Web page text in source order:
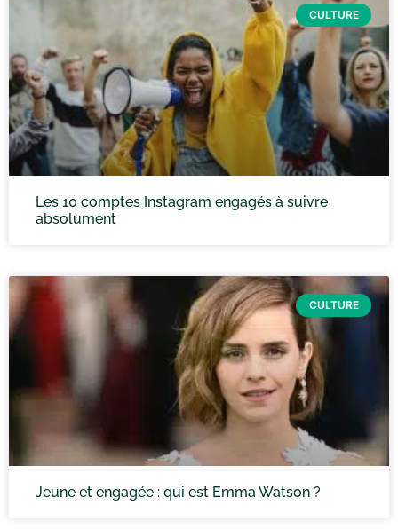
CULTURE
Les 10 comptes Instagram engagés à suivre
absolument
CULTURE
Jeune et engagée : qui est Emma Watson ?